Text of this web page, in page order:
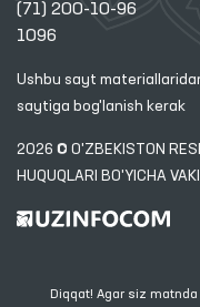
(71) 200-10-96
1096
Ushbu sayt
saytiga bog'lanish kerak
2026 © O'ZBEKISTON
HUQUQLARI BO'YICHA
Diqqat! Agar siz